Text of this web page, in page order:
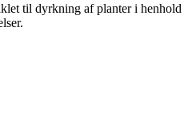
til dyrkning af planter i henhold